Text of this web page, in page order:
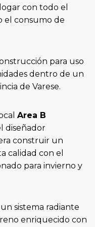
con todo el
el consumo de
para uso
dentro de un
de Varese.
Area B
diseñador
construir un
calidad con el
para invierno y
sistema radiante
enriquecido con